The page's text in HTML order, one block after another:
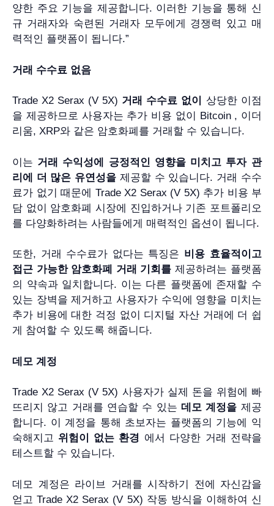
양한 주요 기능을 제공합니다. 이러한 기능을 통해 신
규 거래자와 숙련된 거래자 모두에게 경쟁력 있고 매
력적인 플랫폼이 됩니다.”
거래 수수료 없음
Trade X2 Serax (V 5X) 거래 수수료 없이
상당한 이점
을 제공하므로 사용자는 추가 비용 없이 Bitcoin , 이더
리움, XRP와 같은 암호화폐를 거래할 수 있습니다.
이는 거래 수익성에 긍정적인 영향을 미치고 투자 관
리에 더 많은 유연성을 제공할 수 있습니다. 거래 수수
료가 없기 때문에 Trade X2 Serax (V 5X) 추가 비용 부
담 없이 암호화폐 시장에 진입하거나 기존 포트폴리오
를 다양화하려는 사람들에게 매력적인 옵션이 됩니다.
또한, 거래 수수료가 없다는 특징은 비용 효율적이고
접근 가능한 암호화폐 거래 기회를 제공하려는 플랫폼
의 약속과 일치합니다. 이는 다른 플랫폼에 존재할 수
있는 장벽을 제거하고 사용자가 수익에 영향을 미치는
추가 비용에 대한 걱정 없이 디지털 자산 거래에 더 쉽
게 참여할 수 있도록 해줍니다.
데모 계정
Trade X2 Serax (V 5X) 사용자가 실제 돈을 위험에 빠
뜨리지 않고 거래를 연습할 수 있는 데모 계정을 제공
합니다. 이 계정을 통해 초보자는 플랫폼의 기능에 익
숙해지고 위험이 없는 환경 에서 다양한 거래 전략을
테스트할 수 있습니다.
데모 계정은 라이브 거래를 시작하기 전에 자신감을
얻고 Trade X2 Serax (V 5X) 작동 방식을 이해하여 신